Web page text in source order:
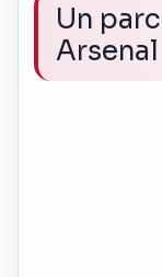
Un
Arsenal